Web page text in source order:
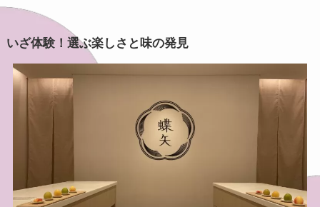
いざ体験！選ぶ楽しさと味の発見